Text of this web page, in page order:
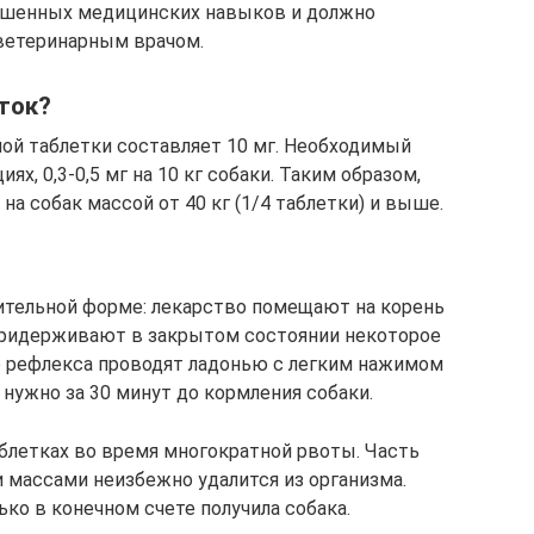
медицинских навыков и должно
врачом.
таблетки составляет 10 мг. Необходимый
0,3-0,5 мг на 10 кг собаки. Таким образом,
собак массой от 40 кг (1/4 таблетки) и выше.
форме: лекарство помещают на корень
в закрытом состоянии некоторое
рефлекса проводят ладонью с легким нажимом
за 30 минут до кормления собаки.
во время многократной рвоты. Часть
неизбежно удалится из организма.
в конечном счете получила собака.